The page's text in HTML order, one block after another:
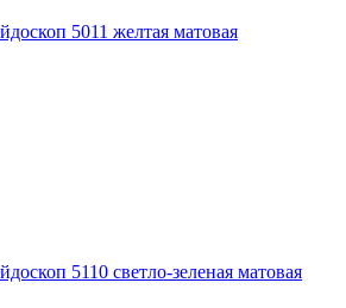
5011 желтая матовая
5110 светло-зеленая матовая